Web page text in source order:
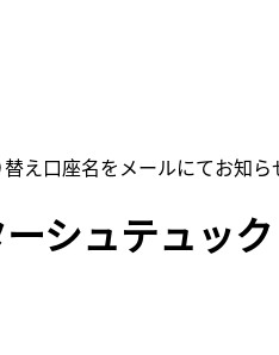
え口座名をメールにてお知ら
シュテュッ